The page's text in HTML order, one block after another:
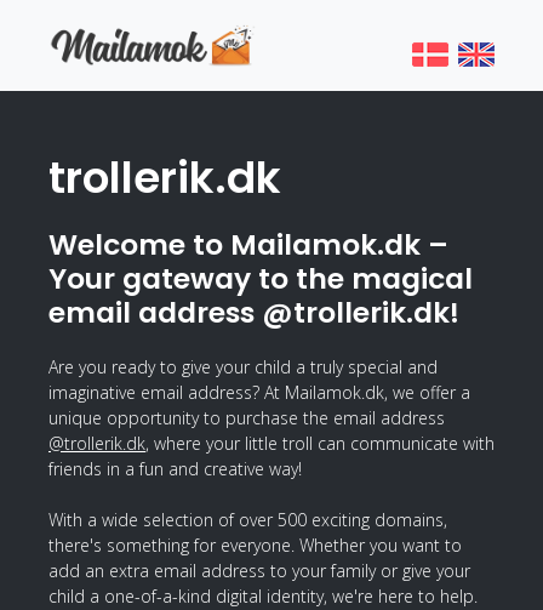
trollerik.dk
Welcome to Mailamok.dk –
Your gateway to the magical
email address @trollerik.dk!
Are you ready to give your child a truly special and
imaginative email address? At Mailamok.dk, we offer a
unique opportunity to purchase the email address
@trollerik.dk, where your little troll can communicate with
friends in a fun and creative way!
With a wide selection of over 500 exciting domains,
there's something for everyone. Whether you want to
add an extra email address to your family or give your
child a one-of-a-kind digital identity, we're here to help.